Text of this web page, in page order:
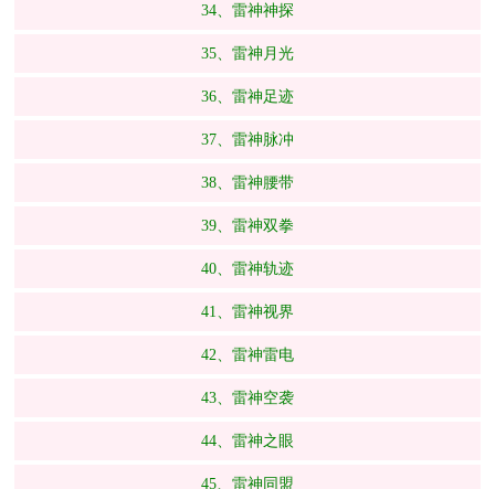
34、雷神神探
35、雷神月光
36、雷神足迹
37、雷神脉冲
38、雷神腰带
39、雷神双拳
40、雷神轨迹
41、雷神视界
42、雷神雷电
43、雷神空袭
44、雷神之眼
45、雷神同盟